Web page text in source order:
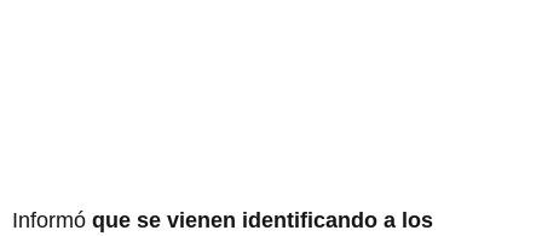
Informó que se vienen identificando a los